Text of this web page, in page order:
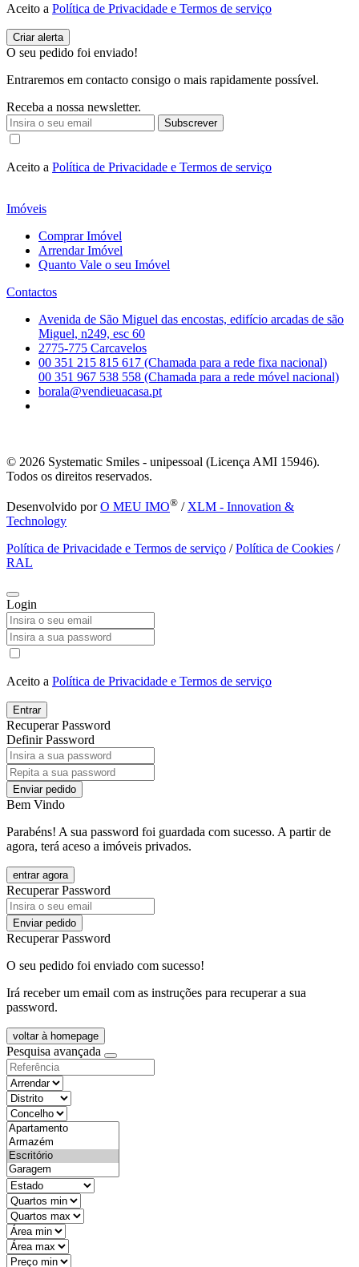
Aceito a Política de Privacidade e Termos de serviço
O seu pedido foi enviado!
Entraremos em contacto consigo o mais rapidamente possível.
Receba a nossa newsletter.
Subscrever
Aceito a Política de Privacidade e Termos de serviço
Imóveis
Comprar Imóvel
Arrendar Imóvel
Quanto Vale o seu Imóvel
Contactos
Avenida de São Miguel das encostas, edifício arcadas de são
Miguel, n249, esc 60
2775-775 Carcavelos
00 351 215 815 617 (Chamada para a rede fixa nacional)
00 351 967 538 558 (Chamada para a rede móvel nacional)
borala@vendieuacasa.pt
© 2026 Systematic Smiles - unipessoal (Licença AMI 15946).
Todos os direitos reservados.
Desenvolvido porO MEU IMO® / XLM - Innovation &
Technology
Política de Privacidade e Termos de serviço /Política de Cookies /
RAL
Login
Aceito a Política de Privacidade e Termos de serviço
Entrar
Recuperar Password
Definir Password
Enviar pedido
Bem Vindo
Parabéns! A sua password foi guardada com sucesso. A partir de
agora, terá aceso a imóveis privados.
entrar agora
Recuperar Password
Enviar pedido
Recuperar Password
O seu pedido foi enviado com sucesso!
Irá receber um email com as instruções para recuperar a sua
password.
voltar à homepage
Pesquisa avançada
objective
districtId
countyId
types
state
mintypo
maxtypo
minarea
maxarea
minprice